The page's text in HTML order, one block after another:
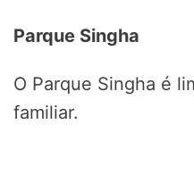
Parque Singha
O Parque Singha é
familiar.